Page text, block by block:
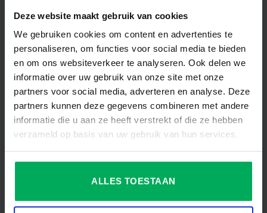
Deze website maakt gebruik van cookies
We gebruiken cookies om content en advertenties te
personaliseren, om functies voor social media te bieden
en om ons websiteverkeer te analyseren. Ook delen we
informatie over uw gebruik van onze site met onze
partners voor social media, adverteren en analyse. Deze
partners kunnen deze gegevens combineren met andere
informatie die u aan ze heeft verstrekt of die ze hebben
verzameld op basis van uw gebruik van hun services.
ALLES TOESTAAN
FEESTGELEGENHEID
IN DE DOOS
MATERIAAL
Industrie
VORM Rechthoek